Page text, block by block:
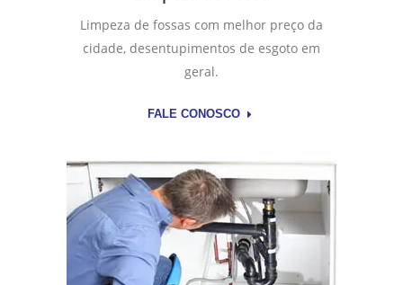
Limpeza de fossas com melhor preço da
cidade, desentupimentos de esgoto em
geral.
FALE CONOSCO